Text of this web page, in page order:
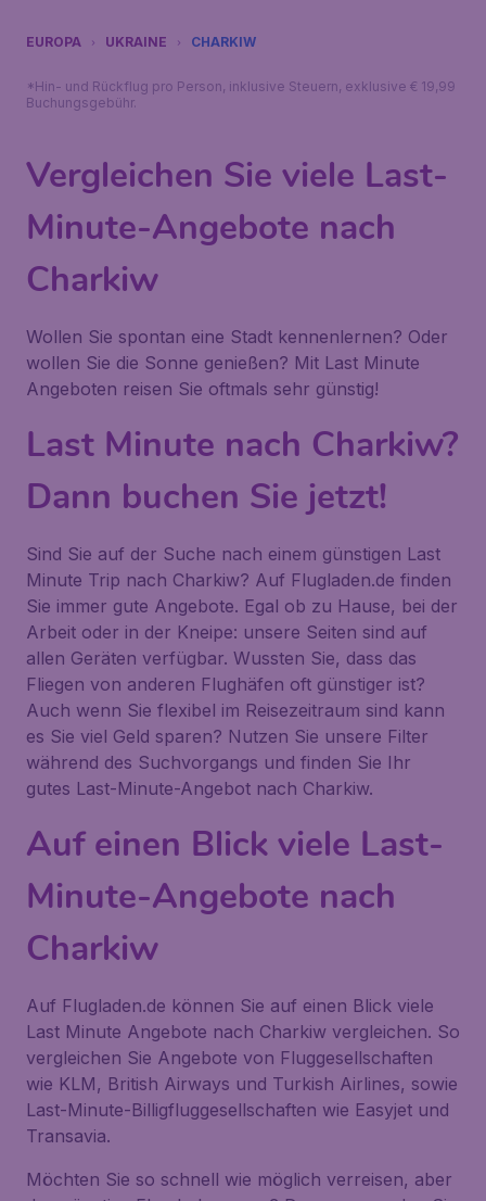
EUROPA UKRAINE CHARKIW
*Hin- und Rückflug pro Person, inklusive Steuern, exklusive € 19,99
Buchungsgebühr.
Vergleichen Sie viele Last-
Minute-Angebote nach
Charkiw
Wollen Sie spontan eine Stadt kennenlernen? Oder
wollen Sie die Sonne genießen? Mit Last Minute
Angeboten reisen Sie oftmals sehr günstig!
Last Minute nach Charkiw?
Dann buchen Sie jetzt!
Sind Sie auf der Suche nach einem günstigen Last
Minute Trip nach Charkiw? Auf Flugladen.de finden
Sie immer gute Angebote. Egal ob zu Hause, bei der
Arbeit oder in der Kneipe: unsere Seiten sind auf
allen Geräten verfügbar. Wussten Sie, dass das
Fliegen von anderen Flughäfen oft günstiger ist?
Auch wenn Sie flexibel im Reisezeitraum sind kann
es Sie viel Geld sparen? Nutzen Sie unsere Filter
während des Suchvorgangs und finden Sie Ihr
gutes Last-Minute-Angebot nach Charkiw.
Auf einen Blick viele Last-
Minute-Angebote nach
Charkiw
Auf Flugladen.de können Sie auf einen Blick viele
Last Minute Angebote nach Charkiw vergleichen. So
vergleichen Sie Angebote von Fluggesellschaften
wie KLM, British Airways und Turkish Airlines, sowie
Last-Minute-Billigfluggesellschaften wie Easyjet und
Transavia.
Möchten Sie so schnell wie möglich verreisen, aber